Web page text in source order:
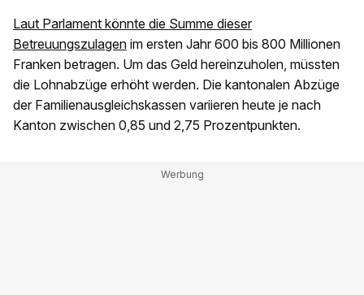
Laut Parlament könnte die Summe dieser
Betreuungszulagen im ersten Jahr 600 bis 800 Millionen
Franken betragen. Um das Geld hereinzuholen, müssten
die Lohnabzüge erhöht werden. Die kantonalen Abzüge
der Familienausgleichskassen variieren heute je nach
Kanton zwischen 0,85 und 2,75 Prozentpunkten.